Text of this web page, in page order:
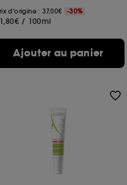
d'origine : 37,00€ -30%
/ 100ml
Ajouter au panier